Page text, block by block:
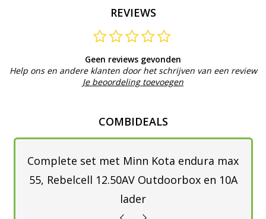
REVIEWS
Geen reviews gevonden
Help ons en andere klanten door het schrijven van een review
Je beoordeling toevoegen
COMBIDEALS
Complete set met Minn Kota endura max
55, Rebelcell 12.50AV Outdoorbox en 10A
lader